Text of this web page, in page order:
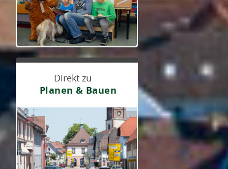
Direkt zu
Planen & Bauen